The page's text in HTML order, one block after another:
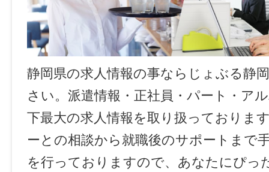
静岡県の求人情報の事ならじょぶる静
さい。派遣情報・正社員・パート・ア
下最大の求人情報を取り扱っておりま
ーとの相談から就職後のサポートまで
を行っておりますので、あなたにぴっ